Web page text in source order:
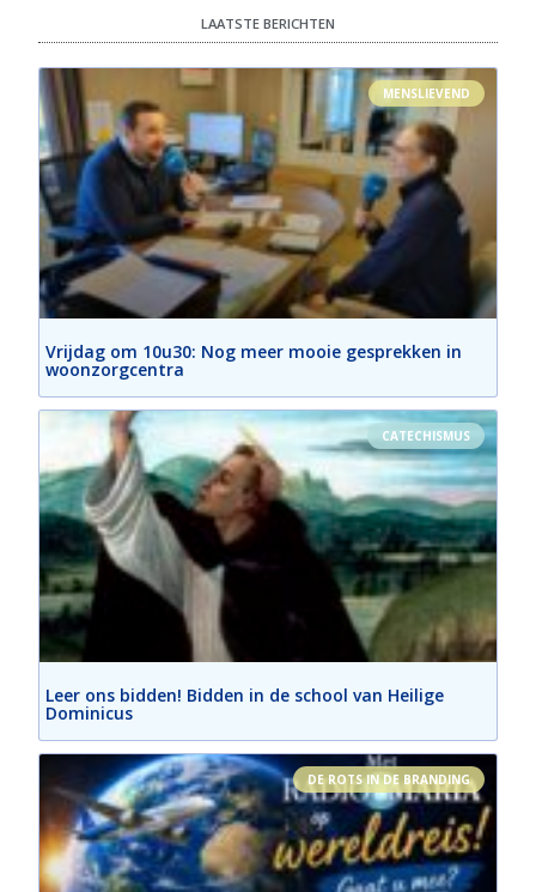
LAATSTE BERICHTEN
MENSLIEVEND
Vrijdag om 10u30: Nog meer mooie gesprekken in
woonzorgcentra
CATECHISMUS
Leer ons bidden! Bidden in de school van Heilige
Dominicus
DE ROTS IN DE BRANDING